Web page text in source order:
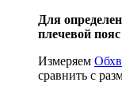
Для
плечевой
Измеряем
сравнить с